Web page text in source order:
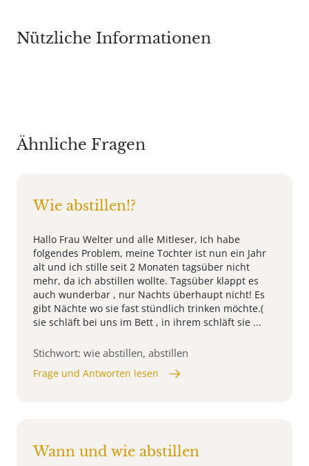
Nützliche Informationen
Ähnliche Fragen
Wie abstillen!?
Hallo Frau Welter und alle Mitleser, Ich habe
folgendes Problem, meine Tochter ist nun ein Jahr
alt und ich stille seit 2 Monaten tagsüber nicht
mehr, da ich abstillen wollte. Tagsüber klappt es
auch wunderbar , nur Nachts überhaupt nicht! Es
gibt Nächte wo sie fast stündlich trinken möchte.(
sie schläft bei uns im Bett , in ihrem schläft sie ...
Stichwort: wie abstillen, abstillen
Frage und Antworten lesen
Wann und wie abstillen